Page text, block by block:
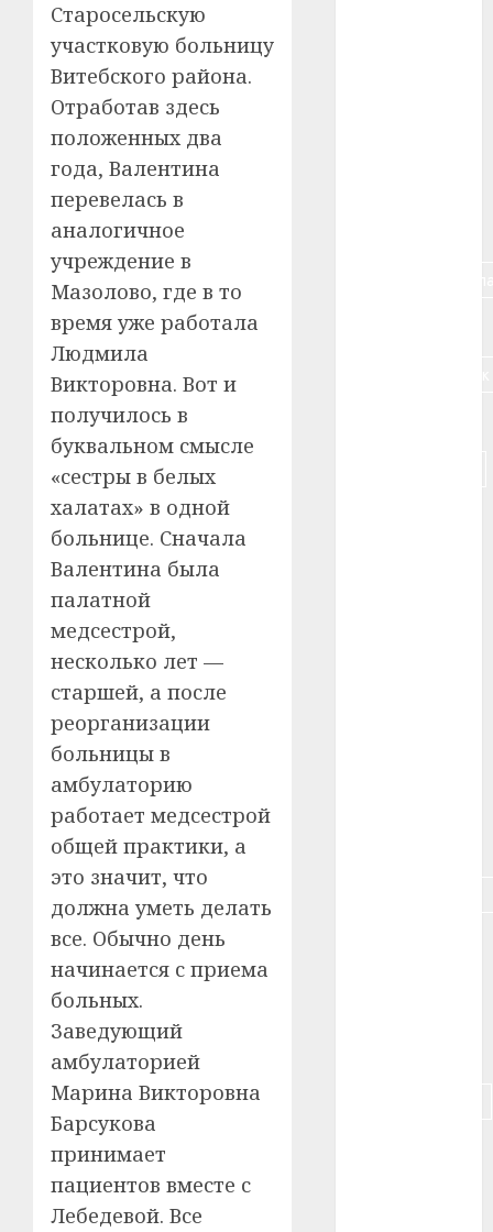
Старосельскую
участковую больницу
Витебского района.
Отработав здесь
положенных два
года, Валентина
перевелась в
аналогичное
учреждение в
Мазолово, где в то
время уже работала
Людмила
Викторовна. Вот и
получилось в
буквальном смысле
«сестры в белых
халатах» в одной
больнице. Сначала
Валентина была
палатной
медсестрой,
несколько лет —
старшей, а после
реорганизации
больницы в
амбулаторию
работает медсестрой
общей практики, а
это значит, что
должна уметь делать
все. Обычно день
начинается с приема
больных.
Заведующий
амбулаторией
Марина Викторовна
Барсукова
принимает
пациентов вместе с
Лебедевой. Все